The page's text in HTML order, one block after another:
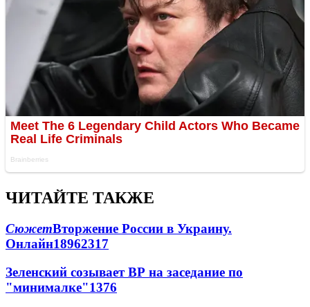
ЧИТАЙТЕ ТАКЖЕ
СюжетВторжение России в Украину.
Онлайн18962317
Зеленский созывает ВР на заседание по
"минималке"1376